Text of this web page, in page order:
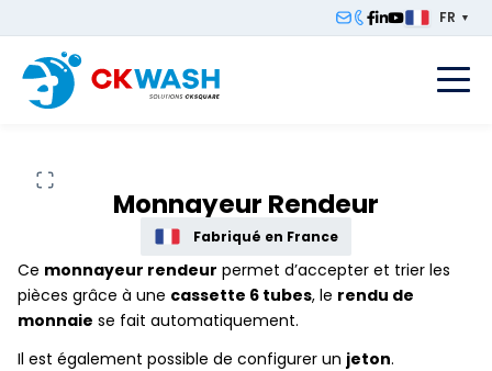
FR ▼
Monnayeur Rendeur
Fabriqué en France
Ce monnayeur rendeur permet d’accepter et trier les
pièces grâce à une cassette 6 tubes, le rendu de
monnaie se fait automatiquement.
Il est également possible de configurer un jeton.